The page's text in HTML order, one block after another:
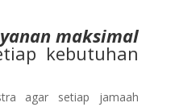
maksimal
kebutuhan
agar setiap jamaah